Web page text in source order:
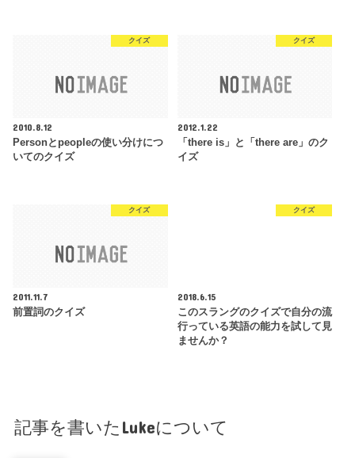
クイズ
2010.8.12
Personとpeopleの使い分けにつ
いてのクイズ
クイズ
2012.1.22
「there is」と「there are」のク
イズ
クイズ
2011.11.7
前置詞のクイズ
クイズ
2018.6.15
このスラングのクイズで自分の流
行っている英語の能力を試して見
ませんか？
記事を書いたLukeについて